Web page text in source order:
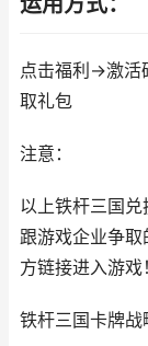
点击福利→激
取礼包
注意：
以上铁杆三国
跟游戏企业争
方链接进入游戏
铁杆三国卡牌战